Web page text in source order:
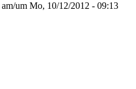
am/um Mo, 10/12/2012 - 09:13